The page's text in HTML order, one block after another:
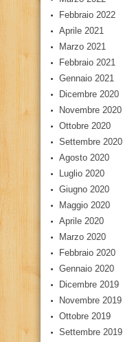
Febbraio 2022
Aprile 2021
Marzo 2021
Febbraio 2021
Gennaio 2021
Dicembre 2020
Novembre 2020
Ottobre 2020
Settembre 2020
Agosto 2020
Luglio 2020
Giugno 2020
Maggio 2020
Aprile 2020
Marzo 2020
Febbraio 2020
Gennaio 2020
Dicembre 2019
Novembre 2019
Ottobre 2019
Settembre 2019